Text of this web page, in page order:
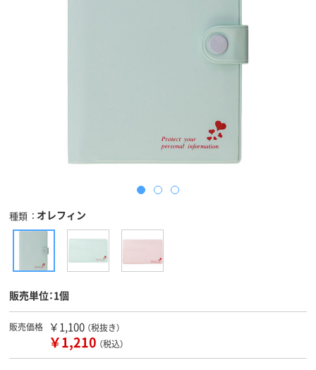
種類 オレフィン
販売単位：1個
販売価格 ￥1,100 （税抜き）
￥1,210 （税込）